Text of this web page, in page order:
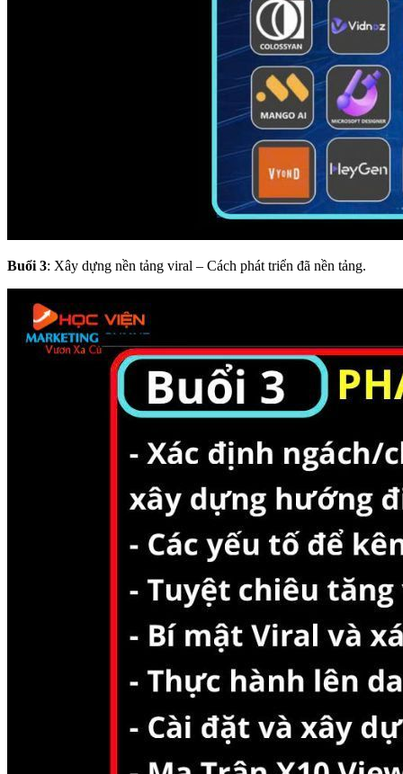
Buổi 3: Xây dựng nền tảng viral – Cách phát triển đã nền tảng.